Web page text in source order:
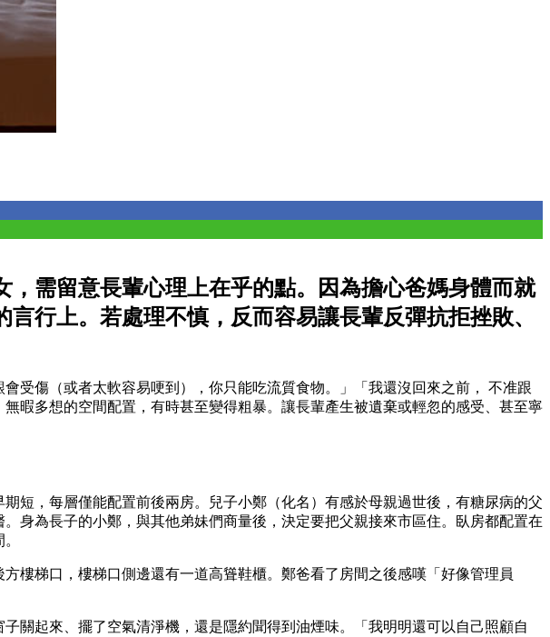
需留意長輩心理上在乎的點。因為擔心爸媽身體而就
行上。若處理不慎，反而容易讓長輩反彈抗拒挫敗、
受傷（或者太軟容易哽到），你只能吃流質食物。」「我還沒回來之前， 不准跟
暇多想的空間配置，有時甚至變得粗暴。讓長輩產生被遺棄或輕忽的感受、甚至寧
短，每層僅能配置前後兩房。兒子小鄭（化名）有感於母親過世後，有糖尿病的父
身為長子的小鄭，與其他弟妹們商量後，決定要把父親接來市區住。臥房都配置在
樓梯口，樓梯口側邊還有一道高聳鞋櫃。鄭爸看了房間之後感嘆「好像管理員
關起來、擺了空氣清淨機，還是隱約聞得到油煙味。「我明明還可以自己照顧自